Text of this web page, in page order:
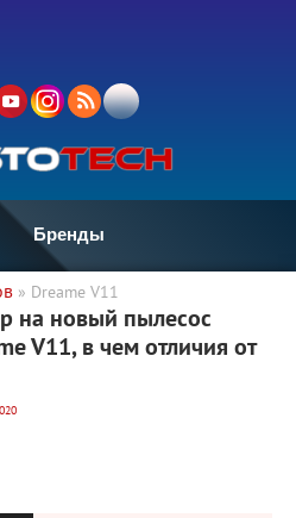
Бренды
» Dreame V11
на новый пылесос
V11, в чем отличия от